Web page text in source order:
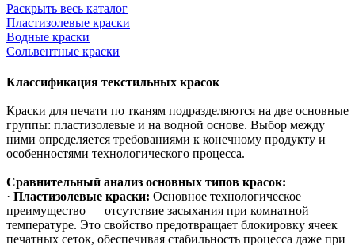
Раскрыть весь каталог
Пластизолевые краски
Водные краски
Сольвентные краски
Классификация текстильных красок
Краски для печати по тканям подразделяются на две основные
группы: пластизолевые и на водной основе. Выбор между
ними определяется требованиями к конечному продукту и
особенностями технологического процесса.
Сравнительный анализ основных типов красок:
· Пластизолевые краски: Основное технологическое
преимущество — отсутствие засыхания при комнатной
температуре. Это свойство предотвращает блокировку ячеек
печатных сеток, обеспечивая стабильность процесса даже при